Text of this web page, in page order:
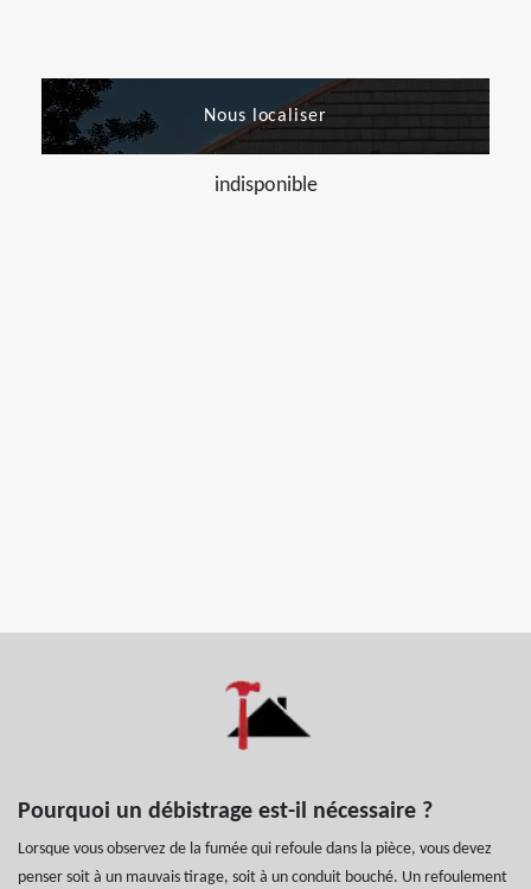
Nous localiser
indisponible
Pourquoi un débistrage est-il nécessaire ?
Lorsque vous observez de la fumée qui refoule dans la pièce, vous devez
penser soit à un mauvais tirage, soit à un conduit bouché. Un refoulement